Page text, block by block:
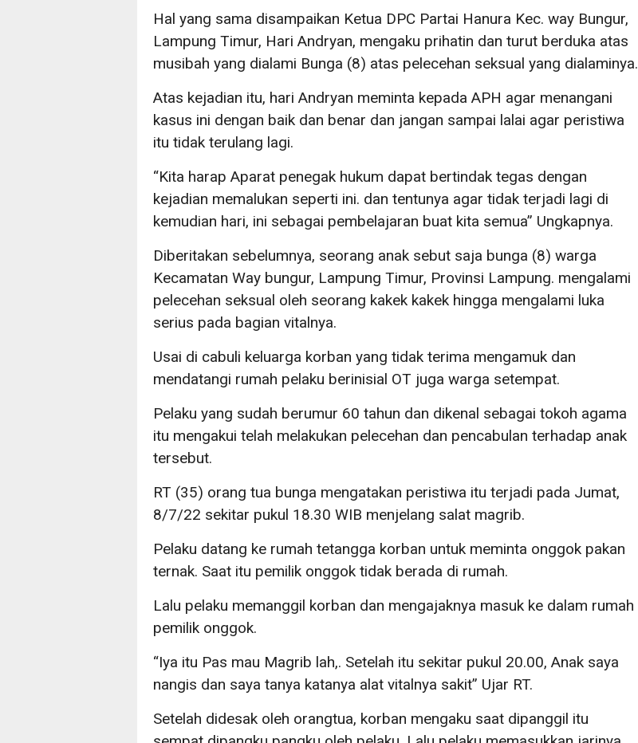
Hal yang sama disampaikan Ketua DPC Partai Hanura Kec. way Bungur,
Lampung Timur, Hari Andryan, mengaku prihatin dan turut berduka atas
musibah yang dialami Bunga (8) atas pelecehan seksual yang dialaminya.
Atas kejadian itu, hari Andryan meminta kepada APH agar menangani
kasus ini dengan baik dan benar dan jangan sampai lalai agar peristiwa
itu tidak terulang lagi.
“Kita harap Aparat penegak hukum dapat bertindak tegas dengan
kejadian memalukan seperti ini. dan tentunya agar tidak terjadi lagi di
kemudian hari, ini sebagai pembelajaran buat kita semua” Ungkapnya.
Diberitakan sebelumnya, seorang anak sebut saja bunga (8) warga
Kecamatan Way bungur, Lampung Timur, Provinsi Lampung. mengalami
pelecehan seksual oleh seorang kakek kakek hingga mengalami luka
serius pada bagian vitalnya.
Usai di cabuli keluarga korban yang tidak terima mengamuk dan
mendatangi rumah pelaku berinisial OT juga warga setempat.
Pelaku yang sudah berumur 60 tahun dan dikenal sebagai tokoh agama
itu mengakui telah melakukan pelecehan dan pencabulan terhadap anak
tersebut.
RT (35) orang tua bunga mengatakan peristiwa itu terjadi pada Jumat,
8/7/22 sekitar pukul 18.30 WIB menjelang salat magrib.
Pelaku datang ke rumah tetangga korban untuk meminta onggok pakan
ternak. Saat itu pemilik onggok tidak berada di rumah.
Lalu pelaku memanggil korban dan mengajaknya masuk ke dalam rumah
pemilik onggok.
“Iya itu Pas mau Magrib lah,. Setelah itu sekitar pukul 20.00, Anak saya
nangis dan saya tanya katanya alat vitalnya sakit” Ujar RT.
Setelah didesak oleh orangtua, korban mengaku saat dipanggil itu